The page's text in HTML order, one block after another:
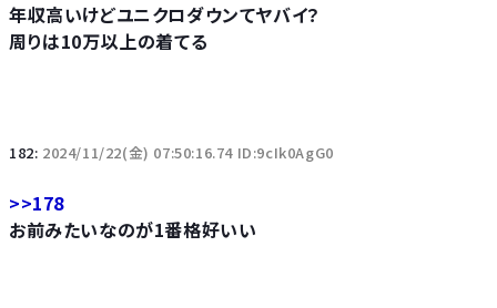
年収高いけどユニクロダウンてヤバイ？
周りは10万以上の着てる
182: 2024/11/22(金) 07:50:16.74 ID:9cIk0AgG0
>>178
お前みたいなのが1番格好いい